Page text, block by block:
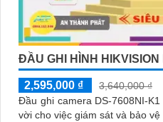
ĐẦU GHI HÌNH HIKVISION
2,595,000 ₫
3,640,000 ₫
Đầu ghi camera DS-7608NI-
vời cho việc giám sát và bảo